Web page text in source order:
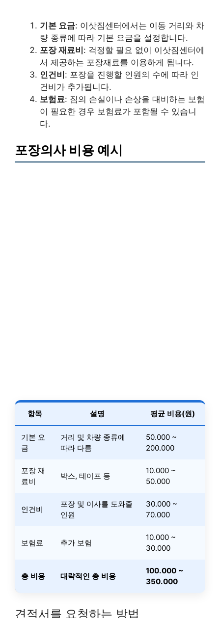
기본 요금: 이삿짐센터에서는 이동 거리와 차
량 종류에 따라 기본 요금을 설정합니다.
포장 재료비 : 걱정할 필요 없이 이삿짐센터에
서 제공하는 포장재료를 이용하게 됩니다.
인건비 : 포장을 진행할 인원의 수에 따라 인
건비가 추가됩니다.
보험료: 짐의 손실이나 손상을 대비하는 보험
이 필요한 경우 보험료가 포함될 수 있습니
다.
포장의사 비용 예시
항목 설명 평균 비용(원)
기본 요
금
거리 및 차량 종류에
따라 다름
50.000 ~
200.000
포장 재
료비
박스, 테이프 등
10.000 ~
50.000
인건비
포장 및 이사를 도와줄
인원
30.000 ~
70.000
보험료 추가 보험
10.000 ~
30.000
총 비용 대략적인 총 비용
100.000 ~
350.000
견적서를 요청하는 방법